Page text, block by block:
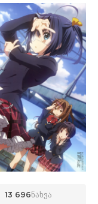
13 696 ნახვა